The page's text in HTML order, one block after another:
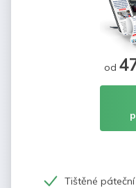
od
Tištěné